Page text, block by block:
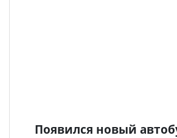
Появился новый